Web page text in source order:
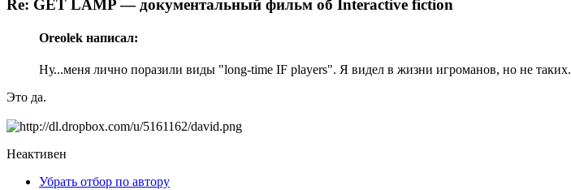
Re: GET LAMP — документальный фильм об Interactive fiction
Oreolek написал:
Ну...меня лично поразили виды "long-time IF players". Я видел в жизни игроманов, но не таких.
Это да.
Неактивен
Убрать отбор по автору